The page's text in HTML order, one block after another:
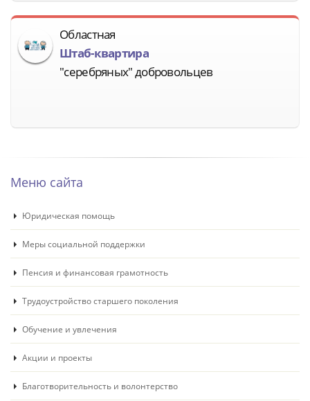
Областная
Штаб-квартира
"серебряных" добровольцев
Меню сайта
Юридическая помощь
Меры социальной поддержки
Пенсия и финансовая грамотность
Трудоустройство старшего поколения
Обучение и увлечения
Акции и проекты
Благотворительность и волонтерство